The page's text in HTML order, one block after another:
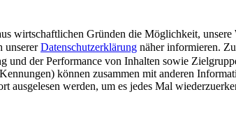
wirtschaftlichen Gründen die Möglichkeit,
unsererDatenschutzerklärung näher informieren.
und der Performance von Inhalten sowie
können zusammen mit anderen
ausgelesen werden, um es jedes Mal